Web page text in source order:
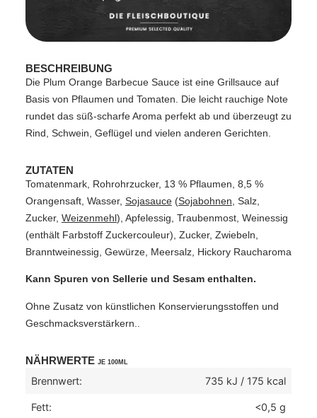
BESCHREIBUNG
Die Plum Orange Barbecue Sauceist eine Grillsauce auf
Basis von Pflaumen und Tomaten. Die leicht rauchige Note
rundet das süß-scharfe Aroma perfekt ab und überzeugt zu
Rind, Schwein, Geflügel und vielen anderen Gerichten.
ZUTATEN
Tomatenmark, Rohrohrzucker, 13 % Pflaumen, 8,5 %
Orangensaft, Wasser, Sojasauce(Sojabohnen , Salz,
Zucker, Weizenmehl), Apfelessig, Traubenmost, Weinessig
(enthält Farbstoff Zuckercouleur), Zucker, Zwiebeln,
Branntweinessig, Gewürze, Meersalz, Hickory Raucharoma
Kann Spuren von Sellerie und Sesam enthalten.
Ohne Zusatz von künstlichen Konservierungsstoffen und
Geschmacksverstärkern..
NÄHRWERTE JE 100ML
Brennwert: 735 kJ / 175 kcal
Fett: <0,5 g